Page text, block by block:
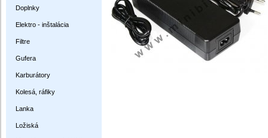
Doplnky
Elektro - inštalácia
Filtre
Gufera
Karburátory
Kolesá, ráfiky
Lanka
Ložiská